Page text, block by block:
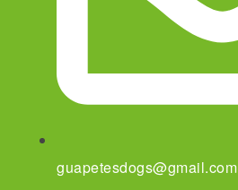
guapetesdogs@gmail.com